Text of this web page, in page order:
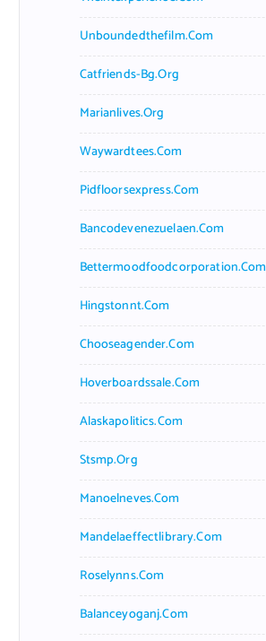
Unboundedthefilm.com
Catfriends-Bg.org
Marianlives.org
Waywardtees.com
Pidfloorsexpress.com
Bancodevenezuelaen.com
Bettermoodfoodcorporation.com
Hingstonnt.com
Chooseagender.com
Hoverboardssale.com
Alaskapolitics.com
Stsmp.org
Manoelneves.com
Mandelaeffectlibrary.com
Roselynns.com
Balanceyoganj.com